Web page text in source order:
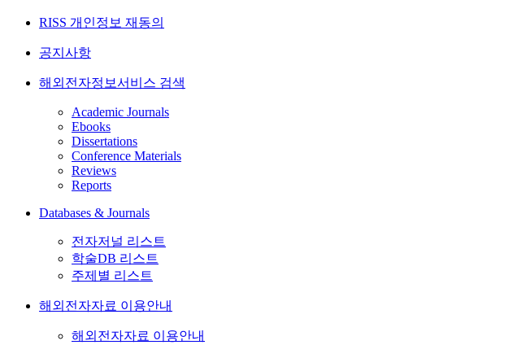
RISS 개인정보 재동의
공지사항
해외전자정보서비스 검색
Academic Journals
Ebooks
Dissertations
Conference Materials
Reviews
Reports
Databases & Journals
전자저널 리스트
학술DB 리스트
주제별 리스트
해외전자자료 이용안내
해외전자자료 이용안내